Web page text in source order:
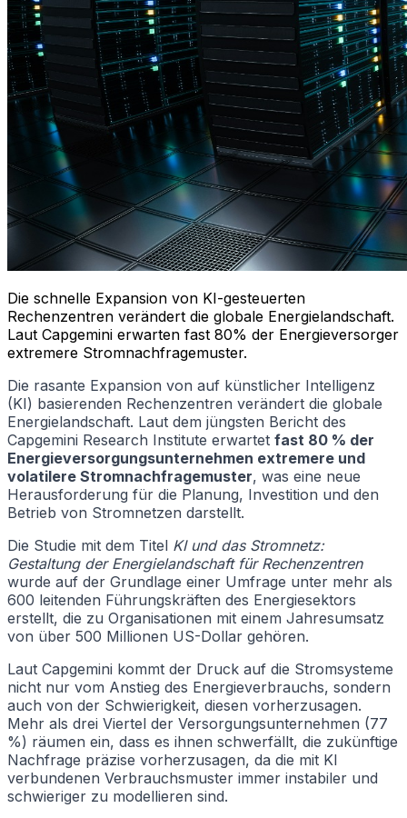
Die schnelle Expansion von KI-gesteuerten
Rechenzentren verändert die globale Energielandschaft.
Laut Capgemini erwarten fast 80% der Energieversorger
extremere Stromnachfragemuster.
Die rasante Expansion von auf künstlicher Intelligenz
(KI) basierenden Rechenzentren verändert die globale
Energielandschaft. Laut dem jüngsten Bericht des
Capgemini Research Institute erwartet fast 80 % der
Energieversorgungsunternehmen extremere und
volatilere Stromnachfragemuster, was eine neue
Herausforderung für die Planung, Investition und den
Betrieb von Stromnetzen darstellt.
Die Studie mit dem Titel KI und das Stromnetz:
Gestaltung der Energielandschaft für Rechenzentren
wurde auf der Grundlage einer Umfrage unter mehr als
600 leitenden Führungskräften des Energiesektors
erstellt, die zu Organisationen mit einem Jahresumsatz
von über 500 Millionen US-Dollar gehören.
Laut Capgemini kommt der Druck auf die Stromsysteme
nicht nur vom Anstieg des Energieverbrauchs, sondern
auch von der Schwierigkeit, diesen vorherzusagen.
Mehr als drei Viertel der Versorgungsunternehmen (77
%) räumen ein, dass es ihnen schwerfällt, die zukünftige
Nachfrage präzise vorherzusagen, da die mit KI
verbundenen Verbrauchsmuster immer instabiler und
schwieriger zu modellieren sind.